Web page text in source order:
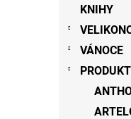
KNIHY
VÁNOCE